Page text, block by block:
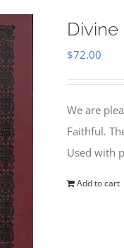
Divine
$72.00
We are
Faithful.
Used with
Add to cart